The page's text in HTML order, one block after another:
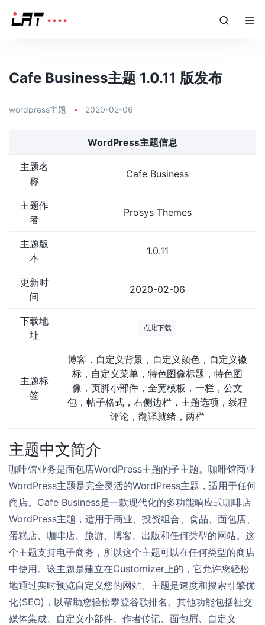
Cafe Business主题 1.0.11 版发布
wordpress主题 • 2020-02-06
WordPress主题信息
主题名
称
Cafe Business
主题作
者
Prosys Themes
主题版
本
1.0.11
更新时
间
2020-02-06
下载地
址
点此下载
主题标
签
博客，自定义背景，自定义颜色，自定义徽
标，自定义菜单，特色图像标题，特色图
像，页脚小部件，全宽模板，一栏，公文
包，帖子格式，右侧边栏，主题选项，线程
评论，翻译就绪，两栏
主题中文简介
咖啡馆业务是面包店WordPress主题的子主题。咖啡馆商业
WordPress主题是完全灵活的WordPress主题，适用于任何
商店。Cafe Business是一款现代化的多功能响应式咖啡店
WordPress主题，适用于商业、投资组合、食品、面包店、
蛋糕店、咖啡店、旅游、博客、出版和任何类型的网站。这
个主题支持电子商务，所以这个主题可以在任何类型的商店
中使用。该主题是建立在Customizer上的，它允许您轻松
地通过实时预览自定义您的网站。主题是速度和搜索引擎优
化(SEO)，以帮助您轻松攀登谷歌排名。其他功能包括社交
媒体集成、自定义小部件、作者传记、面包屑、自定义